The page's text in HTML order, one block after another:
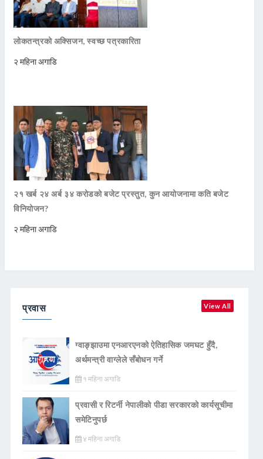
लोकतन्त्रको अक्सिजन, स्वच्छ पत्रकारिता
२ महिना अगाडि
२१ खर्ब २४ अर्ब ३४ करोडको बजेट प्रस्तुत, कुन आयोजनामा कति बजेट
विनियोजन?
२ महिना अगाडि
प्रवास View All
ग्वाङ्झाउमा एनआरएनको ऐतिहासिक जमघट हुँदै,
अर्थमन्त्री वाग्लेले सँबोधन गर्ने
१ महिना अगाडि
प्रवासी र रिटर्नी नेपालीको पीडा सरकारको कार्यसूचीमा
समेटिनुपर्छ
४ महिना अगाडि